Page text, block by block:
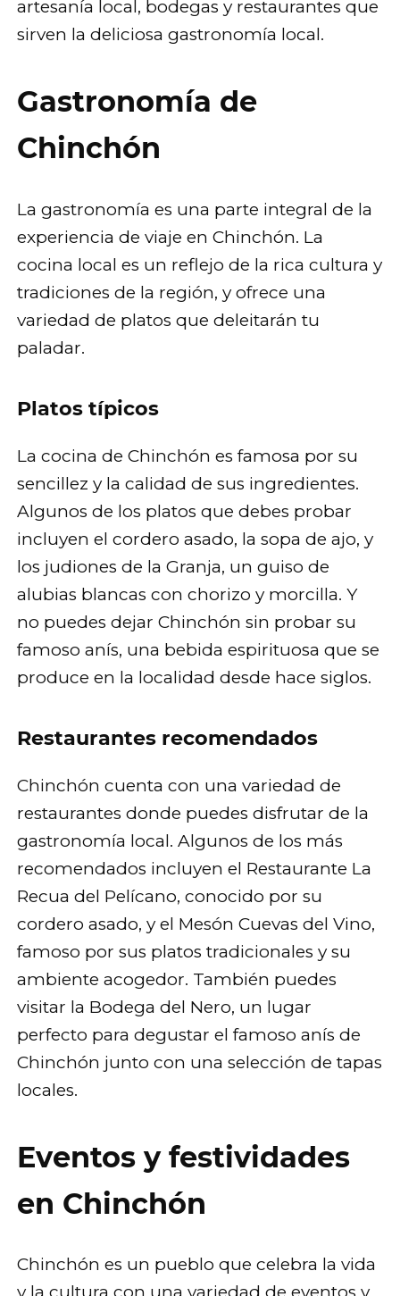
artesanía local, bodegas y restaurantes que
sirven la deliciosa gastronomía local.
Gastronomía de
Chinchón
La gastronomía es una parte integral de la
experiencia de viaje en Chinchón. La
cocina local es un reflejo de la rica cultura y
tradiciones de la región, y ofrece una
variedad de platos que deleitarán tu
paladar.
Platos típicos
La cocina de Chinchón es famosa por su
sencillez y la calidad de sus ingredientes.
Algunos de los platos que debes probar
incluyen el cordero asado, la sopa de ajo, y
los judiones de la Granja, un guiso de
alubias blancas con chorizo y morcilla. Y
no puedes dejar Chinchón sin probar su
famoso anís, una bebida espirituosa que se
produce en la localidad desde hace siglos.
Restaurantes recomendados
Chinchón cuenta con una variedad de
restaurantes donde puedes disfrutar de la
gastronomía local. Algunos de los más
recomendados incluyen el Restaurante La
Recua del Pelícano, conocido por su
cordero asado, y el Mesón Cuevas del Vino,
famoso por sus platos tradicionales y su
ambiente acogedor. También puedes
visitar la Bodega del Nero, un lugar
perfecto para degustar el famoso anís de
Chinchón junto con una selección de tapas
locales.
Eventos y festividades
en Chinchón
Chinchón es un pueblo que celebra la vida